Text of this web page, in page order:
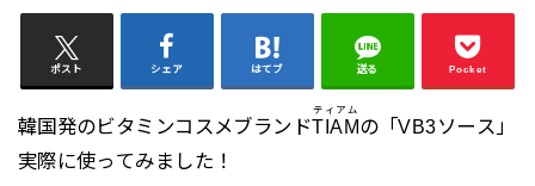
ポスト シェア はてブ 送る Pocket
韓国発のビタミンコスメブランドTIAM
ティアム
の「VB3ソース」
実際に使ってみました！